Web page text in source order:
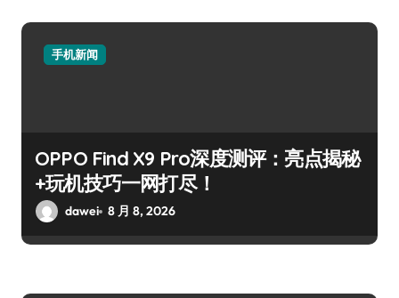
手机新闻
OPPO Find X9 Pro深度测评：亮点揭秘
+玩机技巧一网打尽！
dawei 8 月 8, 2026